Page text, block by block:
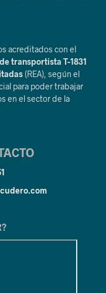
acreditados con el
transportista T-1831
(REA), según el
para poder trabajar
en el sector de la